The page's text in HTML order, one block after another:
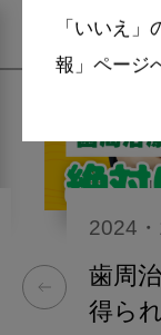
「いいえ
報」ページ
2024
歯周
得ら